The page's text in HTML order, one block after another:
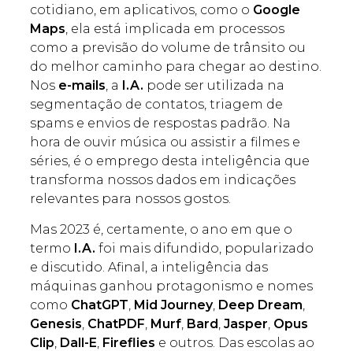
cotidiano, em aplicativos, como o Google
Maps, ela está implicada em processos
como a previsão do volume de trânsito ou
do melhor caminho para chegar ao destino.
Nos e-mails, a I.A. pode ser utilizada na
segmentação de contatos, triagem de
spams e envios de respostas padrão. Na
hora de ouvir música ou assistir a filmes e
séries, é o emprego desta inteligência que
transforma nossos dados em indicações
relevantes para nossos gostos.
Mas 2023 é, certamente, o ano em que o
termo I.A. foi mais difundido, popularizado
e discutido. Afinal, a inteligência das
máquinas ganhou protagonismo e nomes
como ChatGPT Mid Journey, Deep Dream
Genesis ChatPDF Murf Bard ,Jasper Opus
Clip Dall-E Fireflies e outros. Das escolas ao